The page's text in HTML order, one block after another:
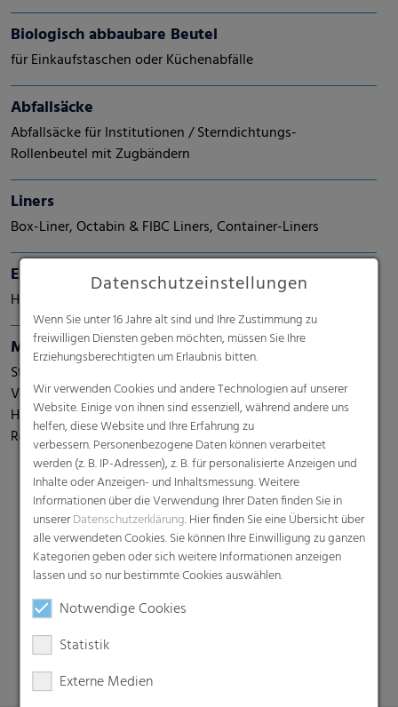
Biologisch abbaubare Beutel
für Einkaufstaschen oder Küchenabfälle
Abfallsäcke
Abfallsäcke für Institutionen / Sterndichtungs-
Rollenbeutel mit Zugbändern
Liners
Box-Liner, Octabin & FIBC Liners, Container-Liners
Einkaufstaschen
Hemdchentaschen, Tragetaschen - DKT
Müllbeutel
Sternbodenbeutel , Sternbodenbeutel mit PP-
Verschlußband, Hemdchentragetaschen mit Sternboden,
Hemdchentragetaschen, Zugbandbeutel lose oder als
Rolle
Suche
Datenschutzeinstellungen
Wenn Sie unter 16 Jahre alt sind und Ihre Zustimmung zu
freiwilligen Diensten geben möchten, müssen Sie Ihre
Erziehungsberechtigten um Erlaubnis bitten.
Wir verwenden Cookies und andere Technologien auf unserer
Website. Einige von ihnen sind essenziell, während andere uns
helfen, diese Website und Ihre Erfahrung zu
verbessern. Personenbezogene Daten können verarbeitet
werden (z. B. IP-Adressen), z. B. für personalisierte Anzeigen und
Inhalte oder Anzeigen- und Inhaltsmessung. Weitere
Informationen über die Verwendung Ihrer Daten finden Sie in
unsererDatenschutzerklärung. Hier finden Sie eine Übersicht über
alle verwendeten Cookies. Sie können Ihre Einwilligung zu ganzen
Kategorien geben oder sich weitere Informationen anzeigen
lassen und so nur bestimmte Cookies auswählen.
Notwendige Cookies
Statistik
Externe Medien